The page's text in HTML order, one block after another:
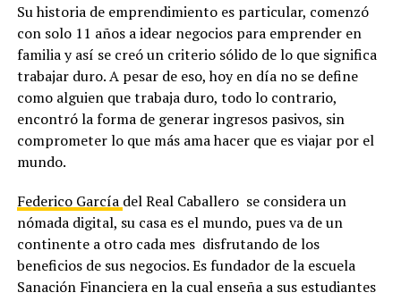
Su historia de emprendimiento es particular, comenzó
con solo 11 años a idear negocios para emprender en
familia y así se creó un criterio sólido de lo que significa
trabajar duro. A pesar de eso, hoy en día no se define
como alguien que trabaja duro, todo lo contrario,
encontró la forma de generar ingresos pasivos, sin
comprometer lo que más ama hacer que es viajar por el
mundo.
Federico García del Real Caballero se considera un
nómada digital, su casa es el mundo, pues va de un
continente a otro cada mes disfrutando de los
beneficios de sus negocios. Es fundador de la escuela
Sanación Financiera en la cual enseña a sus estudiantes